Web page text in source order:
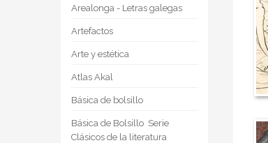
Arealonga - Letras galegas
Artefactos
Arte y estética
Atlas Akal
Básica de bolsillo
Básica de Bolsillo  Serie
Clásicos de la literatura